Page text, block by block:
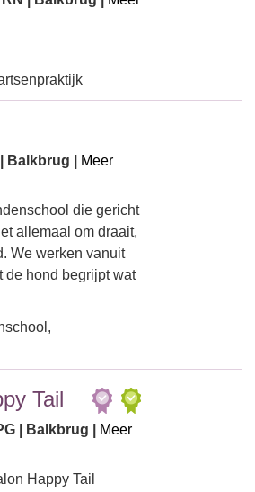
Balkbrug |
Meer
die gericht
allemaal om draait,
We werken vanuit
de hond begrijpt wat
Tail
| Balkbrug |
Meer
Happy Tail